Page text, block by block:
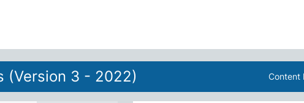
(Version 3 - 2022) Content